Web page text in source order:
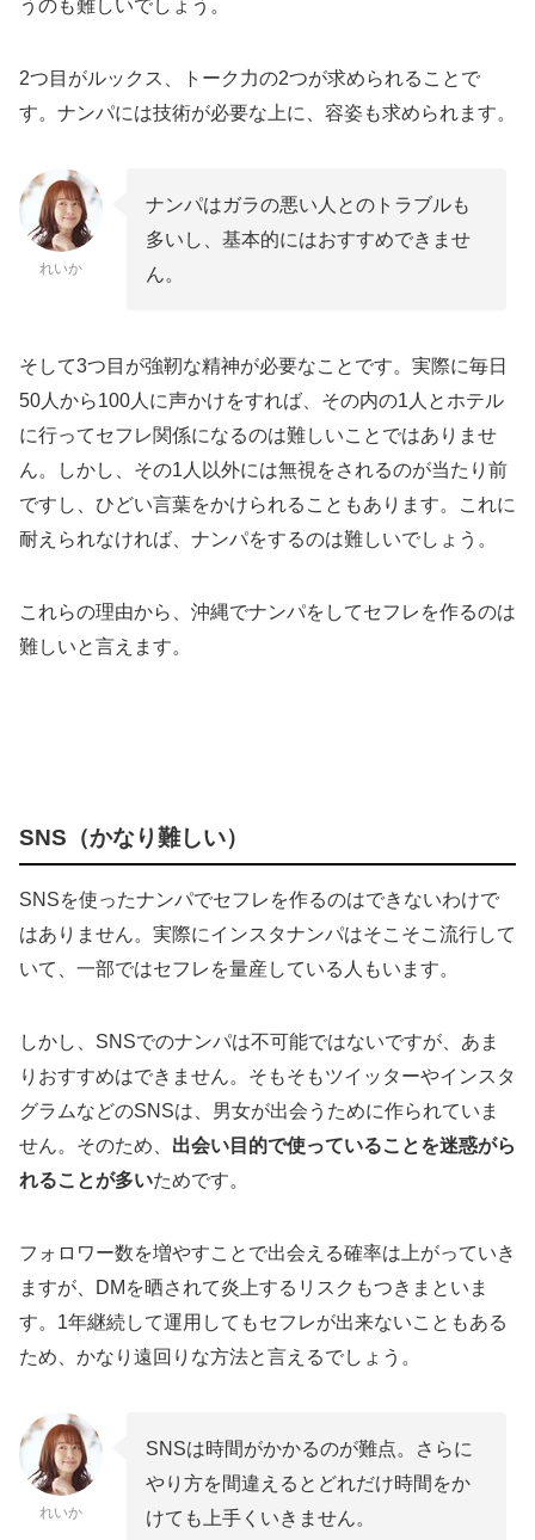
複数の出会い系サイト登録で確率を上げる
沖縄でセフレを作るなら出会い系一択
うのも難しいでしょう。
2つ目がルックス、トーク力の2つが求められることで
す。ナンパには技術が必要な上に、容姿も求められます。
れいか
ナンパはガラの悪い人とのトラブルも
多いし、基本的にはおすすめできませ
ん。
そして3つ目が強靭な精神が必要なことです。実際に毎日
50人から100人に声かけをすれば、その内の1人とホテル
に行ってセフレ関係になるのは難しいことではありませ
ん。しかし、その1人以外には無視をされるのが当たり前
ですし、ひどい言葉をかけられることもあります。これに
耐えられなければ、ナンパをするのは難しいでしょう。
これらの理由から、沖縄でナンパをしてセフレを作るのは
難しいと言えます。
SNS（かなり難しい）
SNSを使ったナンパでセフレを作るのはできないわけで
はありません。実際にインスタナンパはそこそこ流行して
いて、一部ではセフレを量産している人もいます。
しかし、SNSでのナンパは不可能ではないですが、あま
りおすすめはできません。そもそもツイッターやインスタ
グラムなどのSNSは、男女が出会うために作られていま
せん。そのため、 出会い目的で使っていることを迷惑がら
れることが多いためです。
フォロワー数を増やすことで出会える確率は上がっていき
ますが、DMを晒されて炎上するリスクもつきまといま
す。1年継続して運用してもセフレが出来ないこともある
ため、かなり遠回りな方法と言えるでしょう。
れいか
SNSは時間がかかるのが難点。さらに
やり方を間違えるとどれだけ時間をか
けても上手くいきません。